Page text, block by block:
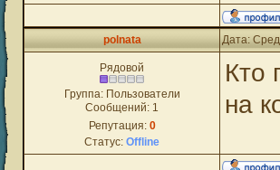
polnata Дата:
Рядовой
Группа: Пользователи
Сообщений: 1
Репутация: 0
Статус: Offline
Кто
на